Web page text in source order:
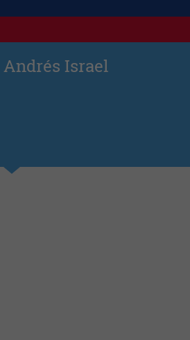
Andrés Israel